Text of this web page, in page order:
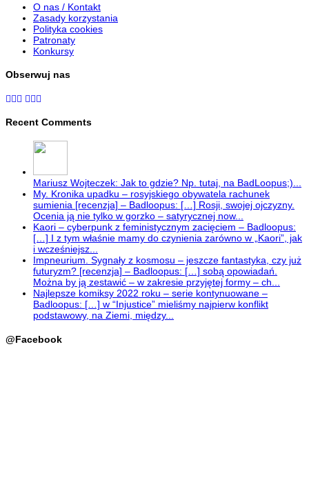
O nas / Kontakt
Zasady korzystania
Polityka cookies
Patronaty
Konkursy
Obserwuj nas
Recent Comments
Mariusz Wojteczek: Jak to gdzie? Np. tutaj, na BadLoopus;)...
My. Kronika upadku – rosyjskiego obywatela rachunek
sumienia [recenzja] – Badloopus: […] Rosji, swojej ojczyzny.
Ocenia ją nie tylko w gorzko – satyrycznej now...
Kaori – cyberpunk z feministycznym zacięciem – Badloopus:
[…] I z tym właśnie mamy do czynienia zarówno w „Kaori”, jak
i wcześniejsz...
Impneurium. Sygnały z kosmosu – jeszcze fantastyka, czy już
futuryzm? [recenzja] – Badloopus: […] sobą opowiadań.
Można by ją zestawić – w zakresie przyjętej formy – ch...
Najlepsze komiksy 2022 roku – serie kontynuowane –
Badloopus: […] w “Injustice” mieliśmy najpierw konflikt
podstawowy, na Ziemi, między...
@Facebook